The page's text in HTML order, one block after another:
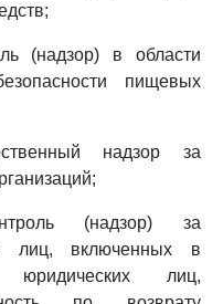
(надзор) в области
пищевых
надзор за
(надзор) за
лиц, включенных в
юридических лиц,